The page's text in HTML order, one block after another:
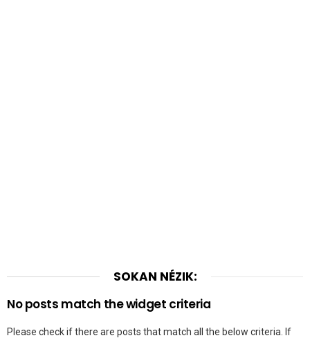
SOKAN NÉZIK:
No posts match the widget criteria
Please check if there are posts that match all the below criteria. If